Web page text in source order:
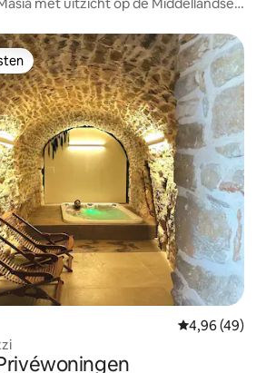
met uitzicht op de Middellandse
Gemiddelde
4,96 (49)